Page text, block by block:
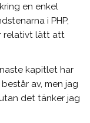
en enkel
i PHP,
relativt lätt att
kapitlet har
av, men jag
det tänker jag